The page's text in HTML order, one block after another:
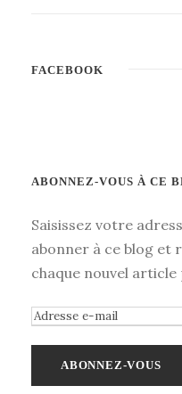
FACEBOOK
ABONNEZ-VOUS À CE
Saisissez votre
abonner à ce blog et
chaque nouvel article
A
e